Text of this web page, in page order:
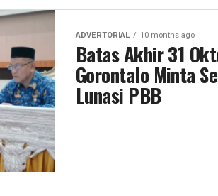
ADVERTORIAL 10 months ago
Batas Akhir 31
Gorontalo Minta
Lunasi PBB